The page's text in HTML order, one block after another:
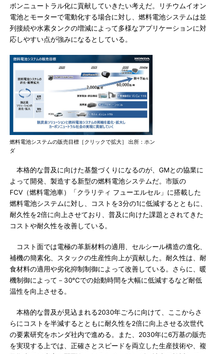
ボンニュートラル化に貢献していきたい考えだ。リチウムイオン
電池とモーターで電動化する場合に対し、燃料電池システムは並
列接続や水素タンクの増減によって多様なアプリケーションに対
応しやすい点が強みになるとしている。
燃料電池システムの販売目標［クリックで拡大］ 出所：ホン
ダ
本格的な普及に向けた基盤づくりになるのが、GMとの協業に
よって開発、製造する新型の燃料電池システムだ。市販の
FCV（燃料電池車）「クラリティ フューエルセル」に搭載した
燃料電池システムに対し、コストを3分の1に低減するとともに、
耐久性を2倍に向上させており、普及に向けた課題とされてきた
コストや耐久性を改善している。
コスト面では電極の革新材料の適用、セルシール構造の進化、
補機の簡素化、スタックの生産性向上が貢献した。耐久性は、耐
食材料の適用や劣化抑制制御によって改善している。さらに、暖
機制御によって－30℃での始動時間を大幅に低減するなど耐低
温性を向上させる。
本格的な普及が見込まれる2030年ごろに向けて、ここからさ
らにコストを半減するとともに耐久性を2倍に向上させる次世代
の要素研究をホンダ社内で進める。また、2030年に6万基の販売
を実現する上では、正確さとスピードを両立した生産技術や、複